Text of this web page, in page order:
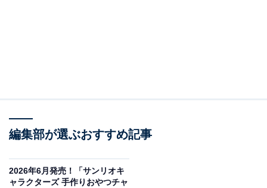
ナルミヤキャラクターズ おりたたみポーチ（画像出典：バンダイ）
編集部が選ぶおすすめ記事
2026年6月発売！「サンリオキ
ャラクターズ 手作りおやつチャ